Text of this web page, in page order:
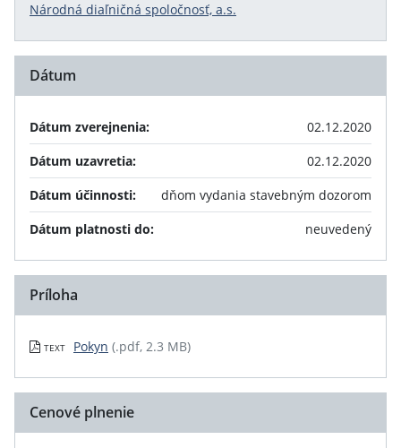
Národná diaľničná spoločnosť, a.s.
Dátum
Dátum zverejnenia:
02.12.2020
Dátum uzavretia:
02.12.2020
Dátum účinnosti:
dňom vydania stavebným dozorom
Dátum platnosti do:
neuvedený
Príloha
TEXT Pokyn (.pdf, 2.3 MB)
Cenové plnenie